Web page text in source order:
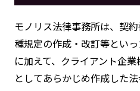
モノリス法律事務所は、契
種規定の作成・改訂等とい
に加えて、クライアント企
としてあらかじめ作成した